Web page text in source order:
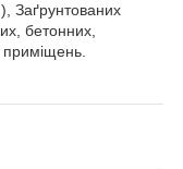
Заґрунтованих
бетонних,
приміщень.